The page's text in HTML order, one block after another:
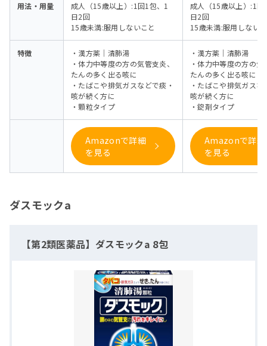
用法・用量
成人（15歳以上）:1回1包、1
日2回
15歳未満:服用しないこと
成人（15歳以上）:1回
日2回
15歳未満:服用しない
特徴
・漢方薬｜清肺湯
・体力中等度の方の気管支炎、
たんの多く出る咳に
・たばこや排気ガスなどで痰・
咳が続く方に
・顆粒タイプ
・漢方薬｜清肺湯
・体力中等度の方の気
たんの多く出る咳に
・たばこや排気ガスな
咳が続く方に
・錠剤タイプ
Amazonで詳細
を見る
Amazonで詳細
を見る
ダスモックa
【第2類医薬品】ダスモックa 8包